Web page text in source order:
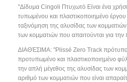
"Δίδυμα Cingoli Πτυχωτό Είναι ένα
τυπωμένου και πλαστικοποιημένο
ταξινόμηση της αλυσίδας των
των κομματιών που απαιτούνται για
ΔΙΑΘΈΣΙΜΑ: "Plissé Zero Track
προτυπωμένο και πλαστικοποιημένο
την απλή μέγεθος της αλυσίδας των
αριθμό των κομματιών που είναι